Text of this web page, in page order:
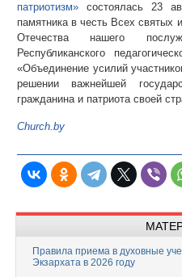
патриотизм» состоялась 23
памятника в честь Всех святых
Отечества нашего
Республиканского
«Объединение усилий
решении важнейшей
гражданина и патриота своей
Church.by
Правила приема в духовные
Экзархата в 2026 году